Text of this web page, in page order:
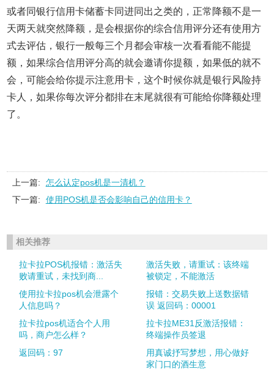
或者同银行信用卡储蓄卡同进同出之类的，正常降额不是一
天两天就突然降额，是会根据你的综合信用评分还有使用方
式去评估，银行一般每三个月都会审核一次看看能不能提
额，如果综合信用评分高的就会邀请你提额，如果低的就不
会，可能会给你提示注意用卡，这个时候你就是银行风险持
卡人，如果你每次评分都排在末尾就很有可能给你降额处理
了。
上一篇:
怎么认定pos机是一清机？
下一篇:
使用POS机是否会影响自己的信用卡？
相关推荐
拉卡拉POS机报错：激活失
败请重试，未找到商...
激活失败，请重试：该终端
被锁定，不能激活
使用拉卡拉pos机会泄露个
人信息吗？
报错：交易失败上送数据错
误 返回码：00001
拉卡拉pos机适合个人用
吗，商户怎么样？
拉卡拉ME31反激活报错：
终端操作员签退
返回码：97
用真诚抒写梦想，用心做好
家门口的酒生意